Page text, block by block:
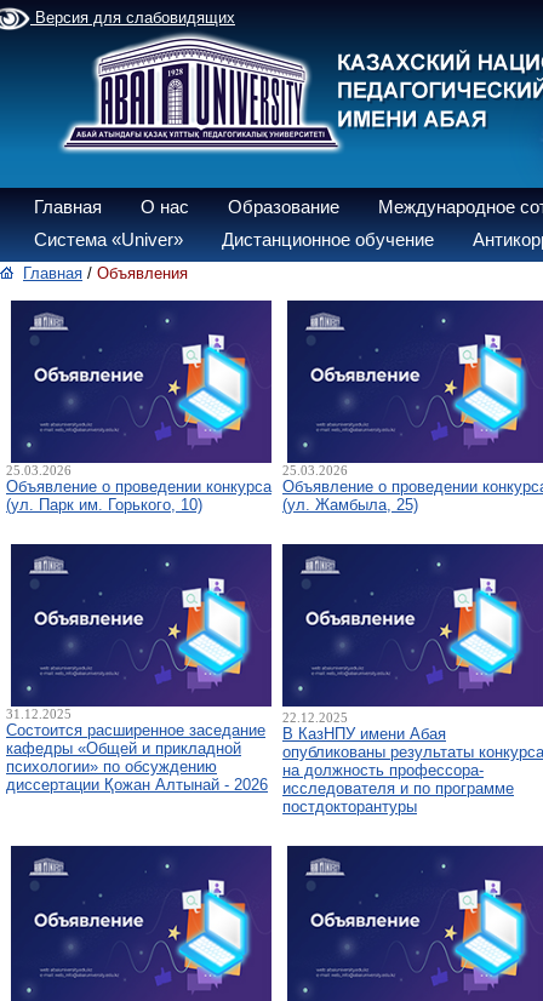
Версия для слабовидящих
Главная О нас Образование
Международное
Система «Univer»
Дистанционное обучение
Главная / Объявления
25.03.2026
Объявление о проведении конкурса
(ул. Парк им. Горького, 10)
25.03.2026
Объявление о проведении
(ул. Жамбыла, 25)
31.12.2025
Состоится расширенное заседание
кафедры «Общей и прикладной
психологии» по обсуждению
диссертации Қожан Алтынай - 2026
22.12.2025
В КазНПУ имени Абая
опубликованы результаты конкурса
на должность профессора-
исследователя и по программе
постдокторантуры